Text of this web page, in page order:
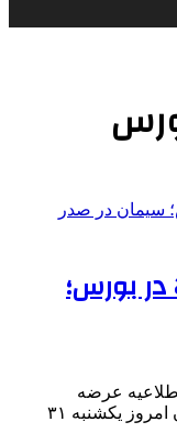
در بورس‌؛
عرضه
بورس‌کالا، تالارهای بورس کالای ایران امروز یکشنبه ۳۱